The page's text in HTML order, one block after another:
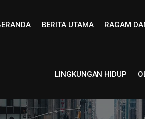
BERITA UTAMA RAGAM
LINGKUNGAN HIDUP